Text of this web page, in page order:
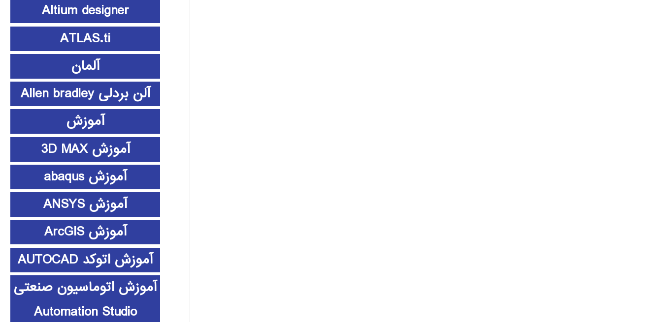
Altium designer
ATLAS.ti
آلمان
آلن بردلی Allen bradley
آموزش
آموزش 3D MAX
آموزش abaqus
آموزش ANSYS
آموزش ArcGIS
آموزش اتوکد AUTOCAD
آموزش اتوماسیون صنعتی
Automation Studio